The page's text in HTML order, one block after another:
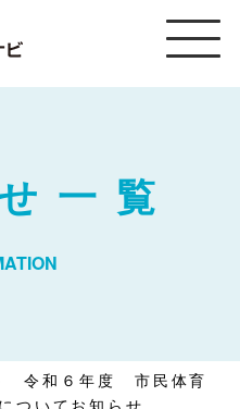
まえばしスポーツナビ
一覧
令和６年度 市民体育
ついてお知らせ